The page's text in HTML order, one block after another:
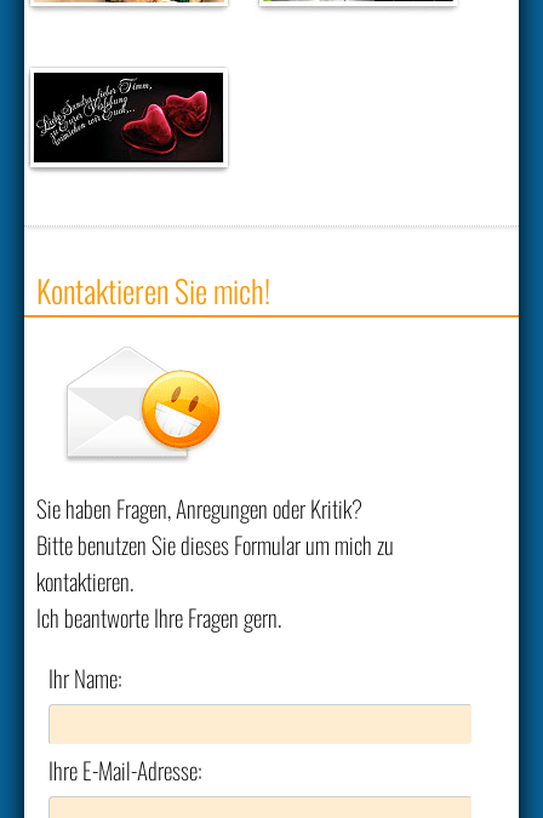
Kontaktieren Sie mich!
Sie haben Fragen, Anregungen oder Kritik?
Bitte benutzen Sie dieses Formular um mich zu
kontaktieren.
Ich beantworte Ihre Fragen gern.
Ihr Name:
Ihre E-Mail-Adresse: